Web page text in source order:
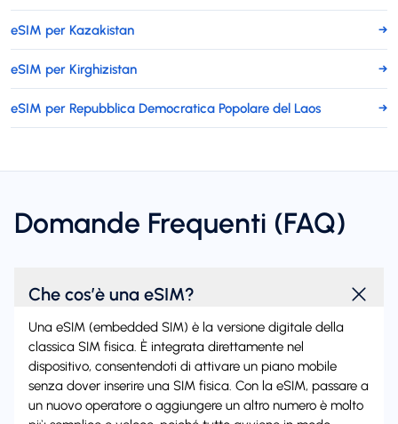
eSIM per Kazakistan →
eSIM per Kirghizistan →
eSIM per Repubblica Democratica Popolare del Laos →
Domande Frequenti (FAQ)
Che cos’è una eSIM?
Una eSIM (embedded SIM) è la versione digitale della
classica SIM fisica. È integrata direttamente nel
dispositivo, consentendoti di attivare un piano mobile
senza dover inserire una SIM fisica. Con la eSIM, passare a
un nuovo operatore o aggiungere un altro numero è molto